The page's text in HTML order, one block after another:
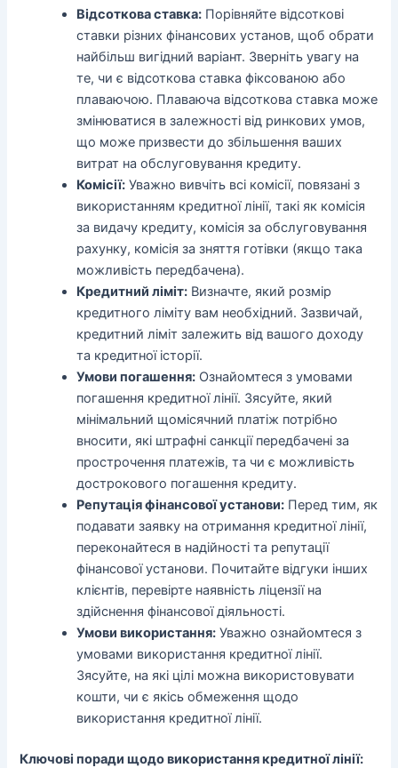
Відсоткова ставка: Порівняйте відсоткові
ставки різних фінансових установ, щоб обрати
найбільш вигідний варіант. Зверніть увагу на
те, чи є відсоткова ставка фіксованою або
плаваючою. Плаваюча відсоткова ставка може
змінюватися в залежності від ринкових умов,
що може призвести до збільшення ваших
витрат на обслуговування кредиту.
Комісії: Уважно вивчіть всі комісії, повязані з
використанням кредитної лінії, такі як комісія
за видачу кредиту, комісія за обслуговування
рахунку, комісія за зняття готівки (якщо така
можливість передбачена).
Кредитний ліміт: Визначте, який розмір
кредитного ліміту вам необхідний. Зазвичай,
кредитний ліміт залежить від вашого доходу
та кредитної історії.
Умови погашення: Ознайомтеся з умовами
погашення кредитної лінії. Зясуйте, який
мінімальний щомісячний платіж потрібно
вносити, які штрафні санкції передбачені за
прострочення платежів, та чи є можливість
дострокового погашення кредиту.
Репутація фінансової установи: Перед тим, як
подавати заявку на отримання кредитної лінії,
переконайтеся в надійності та репутації
фінансової установи. Почитайте відгуки інших
клієнтів, перевірте наявність ліцензії на
здійснення фінансової діяльності.
Умови використання: Уважно ознайомтеся з
умовами використання кредитної лінії.
Зясуйте, на які цілі можна використовувати
кошти, чи є якісь обмеження щодо
використання кредитної лінії.
Ключові поради щодо використання кредитної лінії: